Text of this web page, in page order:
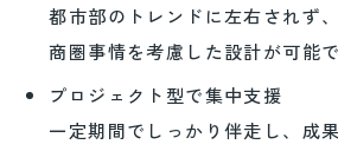
都市部のトレンドに左右されず
商圏事情を考慮した設計が可能で
プロジェクト型で集中支援
一定期間でしっかり伴走し、成